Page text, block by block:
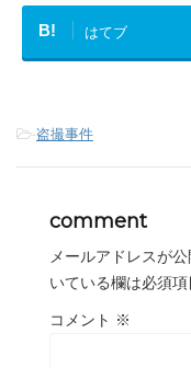
B! はてブ
-盗撮事件
comment
メールアドレスが
いている欄は必須項
コメント ※